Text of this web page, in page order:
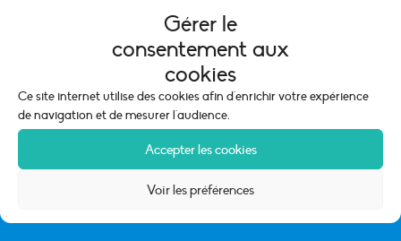
Gérer le
consentement aux
cookies
Ce site internet utilise des cookies afin d'enrichir votre expérience
de navigation et de mesurer l'audience.
Accepter les cookies
Voir les préférences
Mentions légales
Politique de cookies (UE)